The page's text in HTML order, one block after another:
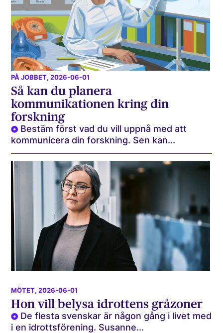
PÅ JOBBET, 2026-06-01
Så kan du planera
kommunikationen kring din
forskning
Bestäm först vad du vill uppnå med att
kommunicera din forskning. Sen kan...
MÖTET, 2026-06-01
Hon vill belysa idrottens gråzoner
De flesta svenskar är någon gång i livet med
i en idrottsförening. Susanne...